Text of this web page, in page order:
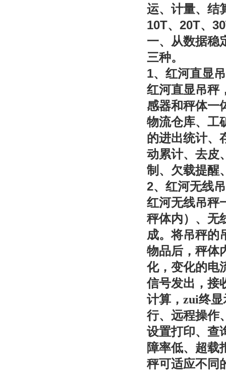
运、计量、结
10T、 20T、
一、从数据稳
三种。
1、红河直显
红河直显吊秤
感器和秤体一
物流仓库、工
的进出统计、
动累计、去皮
制、欠载提醒
2、红河无线
红河无线吊秤
秤体内）、无
成。将吊秤的
物品后，秤体
化，变化的电
信号发出，接
计算，zui终
行、远程操作
设置打印、查
障率低、超载
秤可适应不同